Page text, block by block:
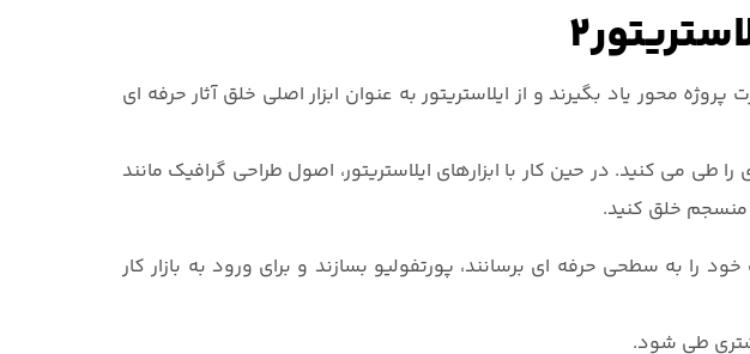
محور یاد بگیرند و از ایلاستریتور به عنوان ابزار اصلی خلق آثار حرفه ای
می کنید. در حین کار با ابزارهای ایلاستریتور، اصول طراحی گرافیک مانند
منسجم خلق کنید.
به سطحی حرفه ای برسانند، پورتفولیو بسازند و برای ورود به بازار کار
طی شود.